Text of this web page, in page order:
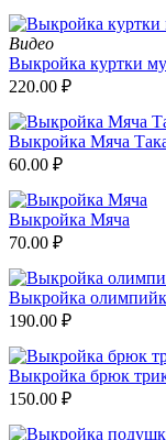
Видео
Выкройка куртки
220.00 ₽
Выкройка Мяча
60.00 ₽
Выкройка Мяча
70.00 ₽
Выкройка
190.00 ₽
Выкройка брюк
150.00 ₽